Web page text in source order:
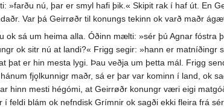
»farðu nú, þar er smyl hafi þik.« Skipit rak í haf út. En
Var þá Geirrøðr til konungs tekinn ok varð maðr
ok sá um heima alla. Óðinn mælti: »sér þú Agnar fóstra
ok sitr nú at landi?« Frigg segir: »hann er matníðingr
þat er hin mesta lygi. Þau veðja um þetta mál. Frigg
fjǫlkunnigr maðr, sá er þar var kominn í land, ok
hinn mesti hégómi, at Geirrøðr konungr væri eigi
í feldi blám ok nefndisk Grímnir ok sagði ekki fleira frá